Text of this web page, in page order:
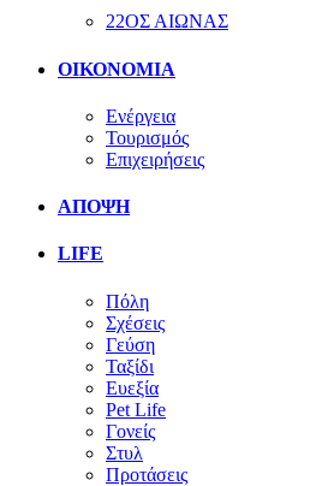
22ΟΣ ΑΙΩΝΑΣ
ΟΙΚΟΝΟΜΙΑ
Ενέργεια
Τουρισμός
Επιχειρήσεις
ΑΠΟΨΗ
LIFE
Πόλη
Σχέσεις
Γεύση
Ταξίδι
Ευεξία
Pet Life
Γονείς
Στυλ
Προτάσεις